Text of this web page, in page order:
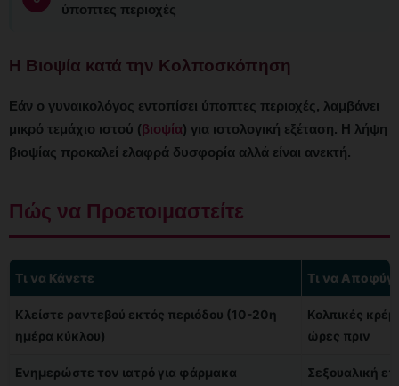
ύποπτες περιοχές
Η Βιοψία κατά την Κολποσκόπηση
Εάν ο γυναικολόγος εντοπίσει ύποπτες περιοχές, λαμβάνει
μικρό τεμάχιο ιστού (βιοψία) για ιστολογική εξέταση. Η λήψη
βιοψίας προκαλεί ελαφρά δυσφορία αλλά είναι ανεκτή.
Πώς να Προετοιμαστείτε
Τι να Κάνετε Τι να
Κλείστε ραντεβού εκτός περιόδου (10-20η
ημέρα κύκλου)
Κολπικές
ώρες πριν
Ενημερώστε τον ιατρό για φάρμακα Σεξουαλική